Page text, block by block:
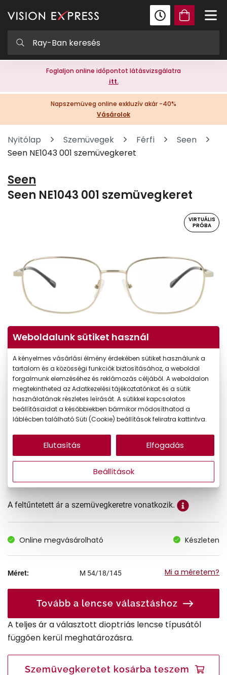
Foglaljon online időpontot látásvizsgálatra
itt.
Napszemüveg online exkluzív akár -40%
Vásárolok
Nyitólap Szemüvegek Férfi
Seen
Seen NE1043 001 szemüvegkeret
Seen
Seen NE1043 001 szemüvegkeret
VIRTUÁLIS
PRÓBA
Virtuális próba
Ár: 17.990 Ft
A feltűntetett ár a szemüvegkeretre vonatkozik.
Online megvásárolható Készleten
Méret: M 54/18/145 Mi a méretem?
Tovább a lencse választáshoz
A teljes ár a választott dioptriás lencse típusától
függően kerül meghatározásra.
Szemüvegkeretet kosárba teszem
Weboldalunk sütiket használ
A kényelmes vásárlási élmény érdekében sütiket használunk a
tartalom és a közösségi funkciók biztosításához, a weboldal
forgalmunk elemzéséhez és reklámozás céljából. A weboldalon
megtekintheted az Adatkezelési tájékoztatónkat és a sütik
használatának részletes leírását. A sütikkel kapcsolatos
beállításaidat a későbbiekben bármikor módosíthatod a
láblécben található Süti (Cookie) beállítások feliratra kattintva.
Beállítások
Elutasítás Elfogadás